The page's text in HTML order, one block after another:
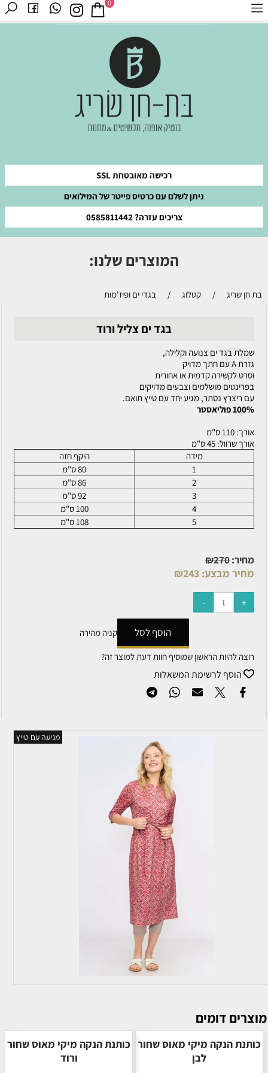
רכישה מאובטחת SSL
ניתן לשלם עם כרטיס פייטר של המילואים
צריכים עזרה? 0585811442
0
המוצרים שלנו:
בת חן שריג / קטלוג / בגדי ים ופיז'מות
בגד ים צליל ורוד
שמלת בגד ים צנועה וקלילה,
גזרת A עם חתך מדויק
וסרט לקשירה קדמית או אחורית
בפרינטים מושלמים וצבעים מדויקים
עם ריצרץ נסתר, מגיע יחד עם טייץ תואם.
100% פוליאסטר
אורך: 110 ס"מ
אורך שרוול: 45 ס"מ
מידה
היקף חזה
1
80 ס"מ
2
86 ס"מ
3
92 ס"מ
4
100 ס"מ
5
108 ס"מ
מחיר: ₪270
מחיר מבצע: ₪243
הוסף לסל קניה מהירה
רוצה להיות הראשון שמוסיף חוות דעת למוצר זה?
הוסף לרשימת המשאלות
מגיעה עם טייץ
מוצרים דומים
כותנת הנקה מיקי מאוס שחור
לבן
כותנת הנקה מיקי מאוס שחור
ורוד